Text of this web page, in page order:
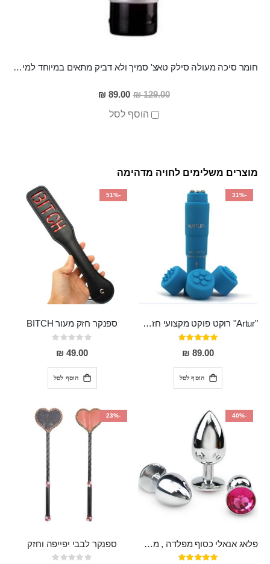
חומר סיכה מעולה סילק טאצ' סמיך ולא דביק מתאים במיוחד למין אנאלי
129.00 ₪
מחיר
מבצע
89.00 ₪
הוסף לסל
מוצרים משלימים לחויה מדהימה
-31%
"Artur" רוקט פוקט מקצועי חזק במיוחד
דירוג:
95%
89.00 ₪
הוסף לסל
-51%
ספנקר חזק מעור BITCH
Rating:
0%
49.00 ₪
הוסף לסל
-40%
פלאג אנאלי כסוף מפלדה , מתאים ללבישה מתחת לבגדים, בגודל 7.3 על 2.8 ס"מ
דירוג:
-23%
ספנקר לבבי יפייפה וחזק
Rating: